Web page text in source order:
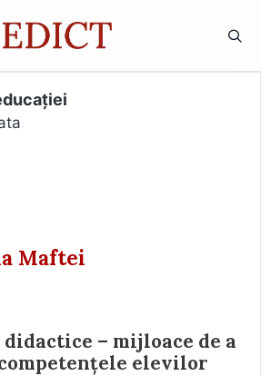
Maftei
– mijloace de a
elevilor